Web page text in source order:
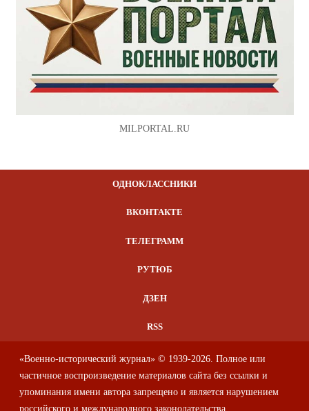
MILPORTAL.RU
ОДНОКЛАССНИКИ
ВКОНТАКТЕ
ТЕЛЕГРАММ
РУТЮБ
ДЗЕН
RSS
«Военно-исторический журнал» © 1939-2026. Полное или
частичное воспроизведение материалов сайта без ссылки и
упоминания имени автора запрещено и является нарушением
российского и международного законодательства.